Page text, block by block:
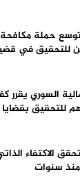
حملة مكافحة
للتحقيق في قضية
للتحقيق
الاكتفاء
منذ سنوات